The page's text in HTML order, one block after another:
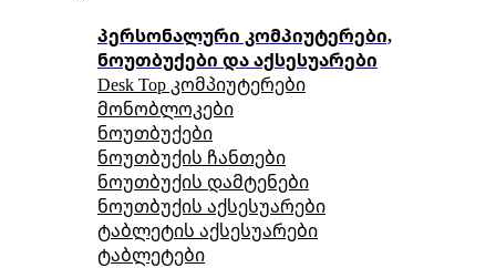
პერსონალური კომპიუტერები,
ნოუთბუქები და აქსესუარები
Desk Top კომპიუტერები
მონობლოკები
ნოუთბუქები
ნოუთბუქის ჩანთები
ნოუთბუქის დამტენები
ნოუთბუქის აქსესუარები
ტაბლეტის აქსესუარები
ტაბლეტები